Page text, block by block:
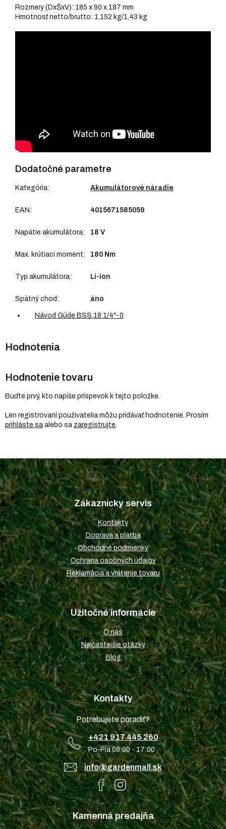
Rozmery (DxŠxV): 185 x 90 x 187 mm
Hmotnosť netto/brutto: 1,152 kg/1,43 kg
Dodatočné parametre
Kategória: Akumulátorové náradie
EAN : 4015671585059
Napätie akumulátora: 18 V
Max. krútiaci moment: 180 Nm
Typ akumulátora: Li-ion
Spätný chod : áno
Návod Güde BSS 18 1/4"-0
Hodnotenie tovaru
Buďte prvý, kto napíše príspevok k tejto položke.
Len registrovaní používatelia môžu pridávať hodnotenie. Prosím
prihláste sa alebo sa zaregistrujte
Z
á
p
ä
t
i
e
Zákaznícky servis
Kontakty
Doprava a platba
Obchodné podmienky
Ochrana osobných údajov
Reklamácia a vrátenie tovaru
Užitočné informácie
O nás
Najčastejšie otázky
Blog
Kontakty
Potrebujete poradiť?
+421 917 445 260
Po-Pia 08:00 - 17:00
info@gardenmall.sk
Kamenná predajňa